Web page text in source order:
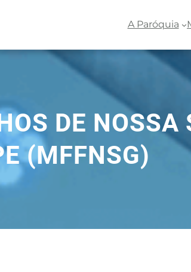
A Paróquia
DE NOSSA
(MFFNSG)